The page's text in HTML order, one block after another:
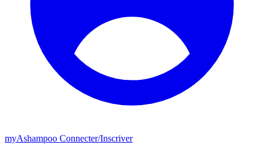
myAshampoo Connecter/Inscriver